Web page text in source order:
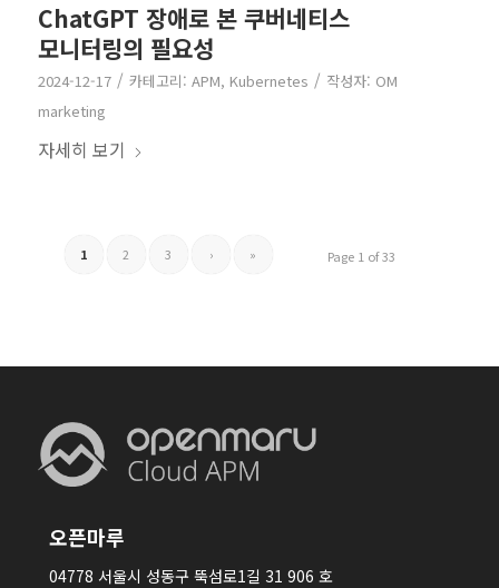
ChatGPT 장애로 본 쿠버네티스
모니터링의 필요성
2024-12-17 / 카테고리: APM, Kubernetes / 작성자: OM
marketing
자세히 보기
Page 1 of 33
1 2 3 › »
오픈마루
04778 서울시 성동구 뚝섬로1길 31 906 호